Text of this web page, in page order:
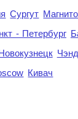
Сургут
- Петербург
Кивач